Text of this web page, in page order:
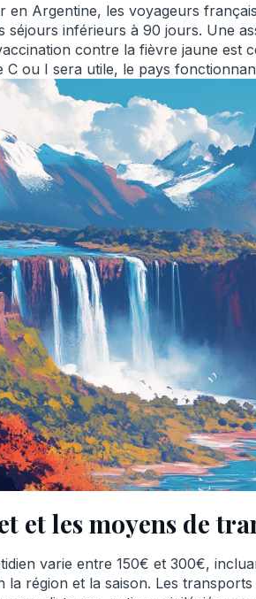
en Argentine, les voyageurs
séjours inférieurs à 90 jours. Une
contre la fièvre jaune est
C ou I sera utile, le pays
et les moyens de
varie entre 150€ et 300€,
la région et la saison. Les